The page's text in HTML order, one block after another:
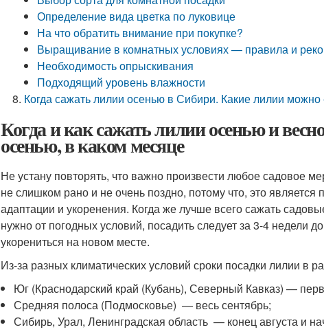
Определение вида цветка по луковице
На что обратить внимание при покупке?
Выращивание в комнатных условиях — правила и
Необходимость опрыскивания
Подходящий уровень влажности
Когда сажать лилии осенью в Сибири. Какие лилии
Когда и как сажать лилии осенью и
осенью, в каком месяце
Не устану повторять, что важно произвести любое садовое
не слишком рано и не очень поздно, потому что, это
адаптации и укоренения. Когда же лучше всего сажать
нужно от погодных условий, посадить следует за 3-4 недели
укорениться на новом месте.
Из-за разных климатических условий сроки посадки лилии в
Юг (Краснодарский край (Кубань), Северный Кавказ) —
Средняя полоса (Подмосковье) — весь сентябрь;
Сибирь, Урал, Ленинградская область — конец августа и